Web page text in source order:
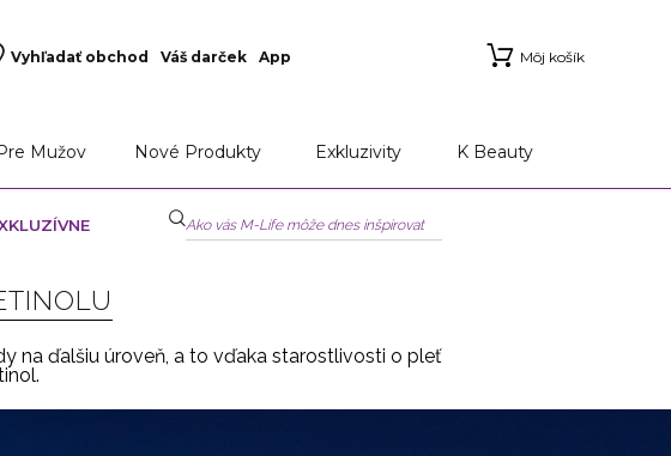
Vyhľadať obchod Váš darček App Môj košík
Mužov Nové Produkty Exkluzivity K Beauty
na ďalšiu úroveň, a to vďaka starostlivosti o pleť